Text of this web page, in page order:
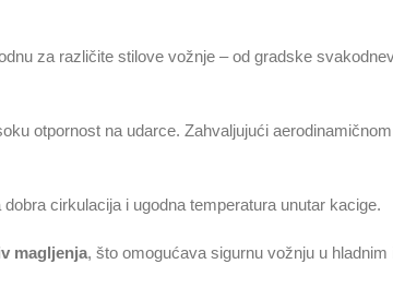
za različite stilove vožnje – od gradske
otpornost na udarce. Zahvaljujući
cirkulacija i ugodna temperatura unutar kacige.
magljenja, što omogućava sigurnu vožnju u hladnim